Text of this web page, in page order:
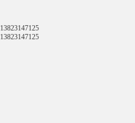
13823147125
13823147125